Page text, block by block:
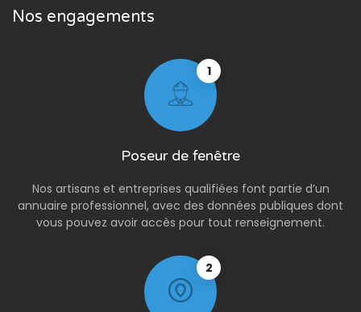
Nos engagements
1
Poseur de fenêtre
Nos artisans et entreprises qualifiées font partie d’un
annuaire professionnel, avec des données publiques dont
vous pouvez avoir accès pour tout renseignement.
2